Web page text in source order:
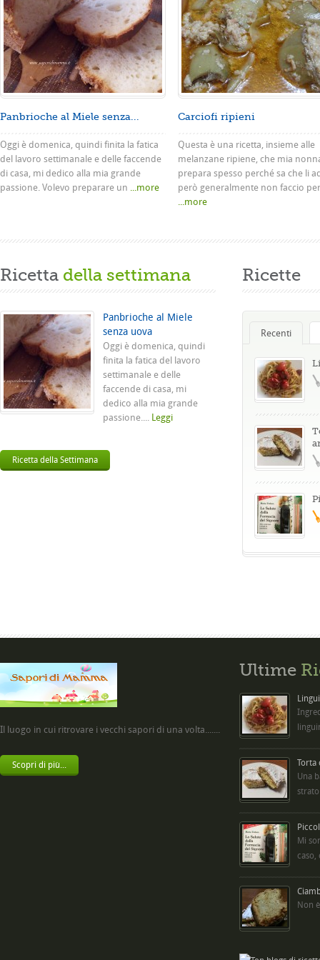
Panbrioche al Miele senza...
Oggi è domenica, quindi finita la fatica
del lavoro settimanale e delle faccende
di casa, mi dedico alla mia grande
passione. Volevo preparare un ...more
Carciofi ripieni
Questa è una ricetta, insieme alle
melanzane ripiene, che mia
prepara spesso perché sa che li
però generalmente non faccio
...more
Ricetta della settimana
Panbrioche al Miele
senza uova
Oggi è domenica, quindi
finita la fatica del lavoro
settimanale e delle
faccende di casa, mi
dedico alla mia grande
passione.... Leggi
Ricetta della Settimana
Ricette
Recenti
Il luogo in cui ritrovare i vecchi sapori di una volta.......
Scopri di più...
Ultime
Torta
Una
Mi
caso,
Non